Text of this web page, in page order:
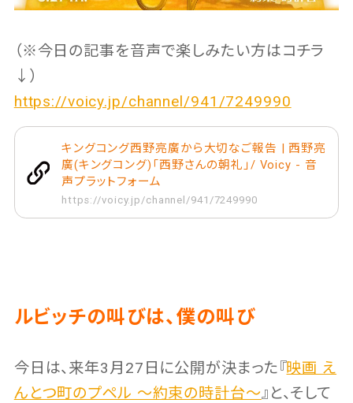
（※今日の記事を音声で楽しみたい方はコチラ
↓）
https://voicy.jp/channel/941/7249990
キングコング西野亮廣から大切なご報告 | 西野亮
廣(キングコング)「西野さんの朝礼」/ Voicy - 音
声プラットフォーム
https://voicy.jp/channel/941/7249990
ルビッチの叫びは、僕の叫び
今日は、来年3月27日に公開が決まった『映画 え
んとつ町のプペル 〜約束の時計台〜』と、そして